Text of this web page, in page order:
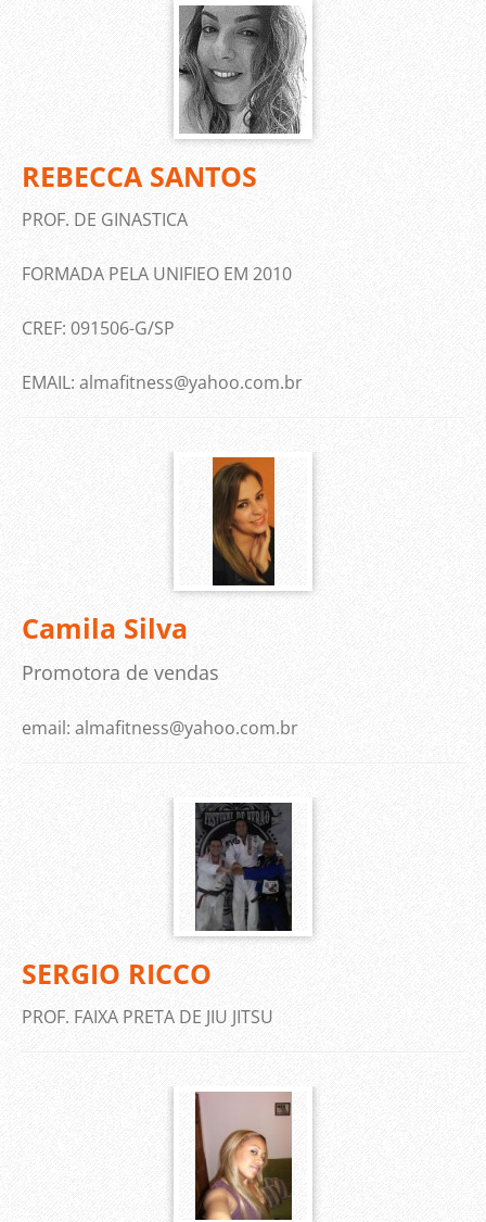
REBECCA SANTOS
PROF. DE GINASTICA
FORMADA PELA UNIFIEO EM 2010
CREF: 091506-G/SP
EMAIL: almafitness@yahoo.com.br
Camila Silva
Promotora de vendas
email: almafitness@yahoo.com.br
SERGIO RICCO
PROF. FAIXA PRETA DE JIU JITSU